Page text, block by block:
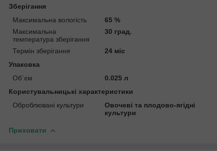
Зберігання
Максимальна вологість
65 %
Максимальна
температура зберігання
30 град.
Термін зберігання
24 міс
Упаковка
Об`єм
0.025 л
Користувальницькі характеристики
Оброблювані культури
Овочеві та плодово-ягідні
культури
Приховати